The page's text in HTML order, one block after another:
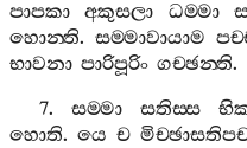
පාපකා
අකුසලා ධම‍්මා
හොන‍්ති. සම‍්මාවායාම
භාවනා පාරිපූරිං ගච‍්ඡන‍්ති.
7. සම‍්මා සතිස‍්ස
හොති. යෙ ච